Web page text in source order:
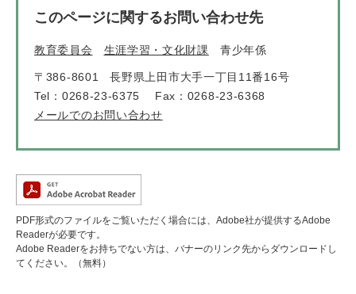
このページに関するお問い合わせ先
教育委員会 生涯学習・文化財課 青少年係
〒386-8601
長野県上田市大手一丁目11番16号
Tel：0268-23-6375
Fax：0268-23-6368
メールでのお問い合わせ
PDF形式のファイルをご覧いただく場合には、Adobe社が提供するAdobe
Readerが必要です。
Adobe Readerをお持ちでない方は、バナーのリンク先からダウンロードし
てください。（無料）